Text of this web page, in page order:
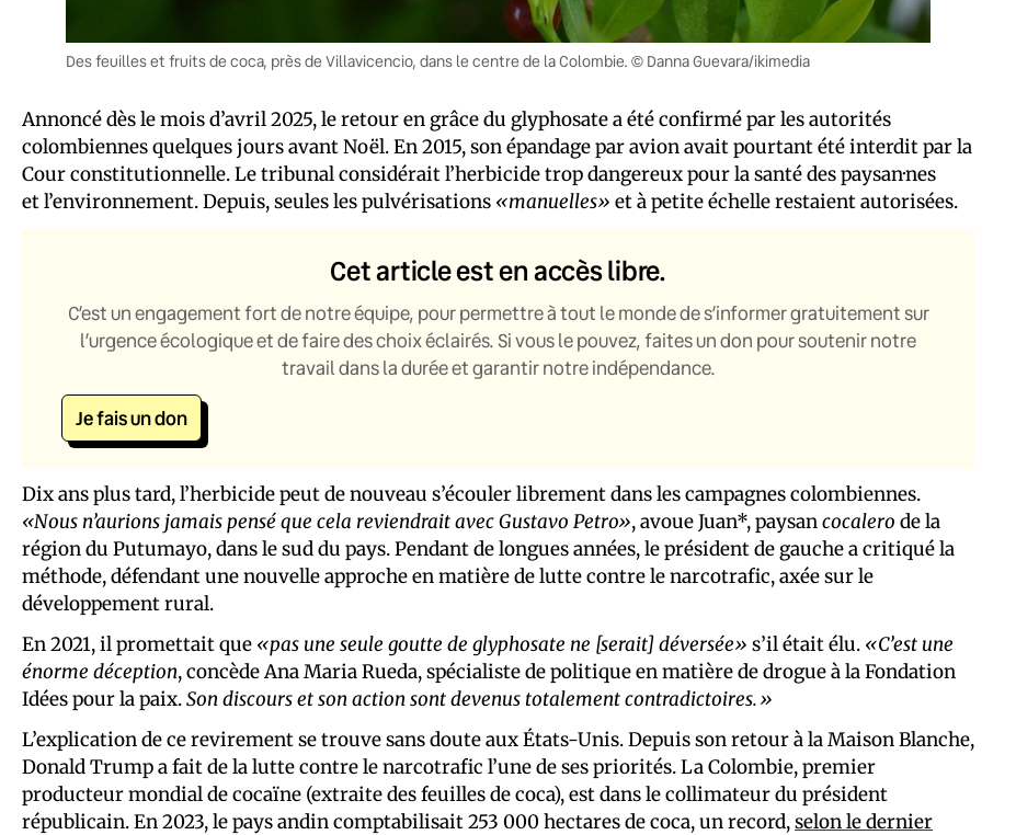
Des feuilles et fruits de coca, près de Villavicencio, dans le centre de la Colombie. © Danna Guevara/ikimedia
Annoncé dès le mois d’avril 2025, le retour en grâce du glyphosate a été confirmé par les autorités
colombiennes quelques jours avant Noël. En 2015, son épandage par avion avait pourtant été interdit par la
Cour constitutionnelle. Le tribunal considérait l’herbicide trop dangereux pour la santé des paysan·nes
et l’environnement. Depuis, seules les pulvérisations «manuelles» et à petite échelle restaient autorisées.
Cet article est en accès libre.
C’est un engagement fort de notre équipe, pour permettre à tout le monde de s’informer gratuitement sur
l’urgence écologique et de faire des choix éclairés. Si vous le pouvez, faites un don pour soutenir notre
travail dans la durée et garantir notre indépendance.
Je fais un don
Dix ans plus tard, l’herbicide peut de nouveau s’écouler librement dans les campagnes colombiennes.
«Nous n’aurions jamais pensé que cela reviendrait avec Gustavo Petro», avoue Juan*, paysancocalero de la
région du Putumayo, dans le sud du pays. Pendant de longues années, le président de gauche a critiqué la
méthode, défendant une nouvelle approche en matière de lutte contre le narcotrafic, axée sur le
développement rural.
En 2021, il promettait que «pas une seule goutte de glyphosate ne [serait] déversée» s’il était élu. «C’est une
énorme déception, concède Ana Maria Rueda, spécialiste de politique en matière de drogue à la Fondation
Idées pour la paix.Son discours et son action sont devenus totalement contradictoires.»
L’explication de ce revirement se trouve sans doute aux États-Unis. Depuis son retour à la Maison Blanche,
Donald Trump a fait de la lutte contre le narcotrafic l’une de ses priorités. La Colombie, premier
producteur mondial de cocaïne (extraite des feuilles de coca), est dans le collimateur du président
républicain. En 2023, le pays andin comptabilisait 253 000 hectares de coca, un record,selon le dernier